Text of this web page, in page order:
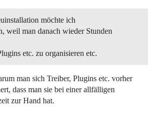
möchte ich
weil man danach wieder Stunden
etc. zu organisieren etc.
man sich Treiber, Plugins etc. vorher
dass man sie bei einer allfälligen
zur Hand hat.